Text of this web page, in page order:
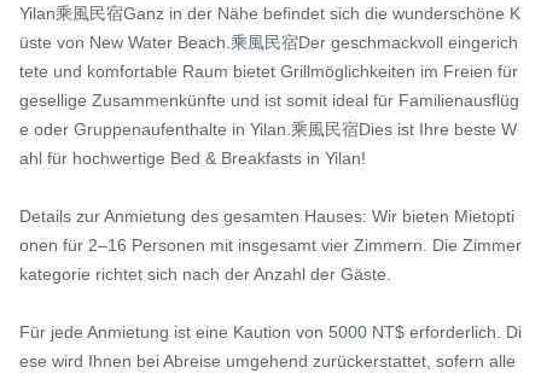
Yilan乘風民宿Ganz in der Nähe befindet sich die wunderschöne K
üste von New Water Beach.乘風民宿Der geschmackvoll eingerich
tete und komfortable Raum bietet Grillmöglichkeiten im Freien für
gesellige Zusammenkünfte und ist somit ideal für Familienausflüg
e oder Gruppenaufenthalte in Yilan.乘風民宿Dies ist Ihre beste W
ahl für hochwertige Bed & Breakfasts in Yilan!
Details zur Anmietung des gesamten Hauses: Wir bieten Mietopti
onen für 2–16 Personen mit insgesamt vier Zimmern. Die Zimmer
kategorie richtet sich nach der Anzahl der Gäste.
Für jede Anmietung ist eine Kaution von 5000 NT$ erforderlich. Di
ese wird Ihnen bei Abreise umgehend zurückerstattet, sofern alle